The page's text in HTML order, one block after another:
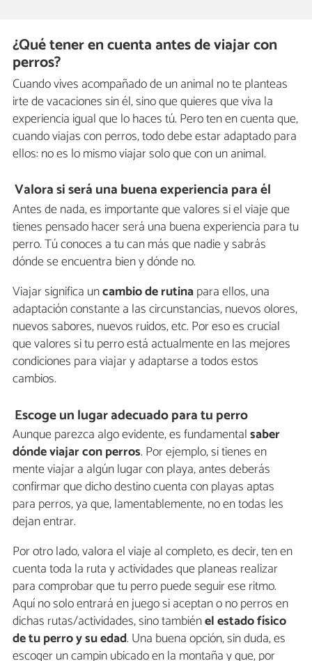
¿Qué tener en cuenta antes de viajar con
perros?
Cuando vives acompañado de un animal no te planteas
irte de vacaciones sin él, sino que quieres que viva la
experiencia igual que lo haces tú. Pero ten en cuenta que,
cuando viajas con perros, todo debe estar adaptado para
ellos: no es lo mismo viajar solo que con un animal.
Valora si será una buena experiencia para él
Antes de nada, es importante que valores si el viaje que
tienes pensado hacer será una buena experiencia para tu
perro. Tú conoces a tu can más que nadie y sabrás
dónde se encuentra bien y dónde no.
Viajar significa uncambio de rutinapara ellos, una
adaptación constante a las circunstancias, nuevos olores,
nuevos sabores, nuevos ruidos, etc. Por eso es crucial
que valores si tu perro está actualmente en las mejores
condiciones para viajar y adaptarse a todos estos
cambios.
Escoge un lugar adecuado para tu perro
Aunque parezca algo evidente, es fundamentalsaber
dónde viajar con perros. Por ejemplo, si tienes en
mente viajar a algún lugar con playa, antes deberás
confirmar que dicho destino cuenta con playas aptas
para perros, ya que, lamentablemente, no en todas les
dejan entrar.
Por otro lado, valora el viaje al completo, es decir, ten en
cuenta toda la ruta y actividades que planeas realizar
para comprobar que tu perro puede seguir ese ritmo.
Aquí no solo entrará en juego si aceptan o no perros en
dichas rutas/actividades, sino tambiénel estado físico
de tu perro y su edad. Una buena opción, sin duda, es
escoger un campin ubicado en la montaña y que, por